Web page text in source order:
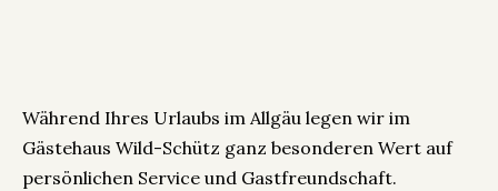
Während Ihres Urlaubs im Allgäu legen wir im
Gästehaus Wild-Schütz ganz besonderen Wert auf
persönlichen Service und Gastfreundschaft.